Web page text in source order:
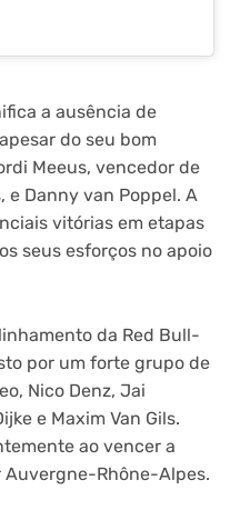
a ausência de
do seu bom
Meeus, vencedor de
e Danny van Poppel. A
vitórias em etapas
seus esforços no apoio
da Red Bull-
por um forte grupo de
Nico Denz, Jai
e Maxim Van Gils.
ao vencer a
Auvergne-Rhône-Alpes.